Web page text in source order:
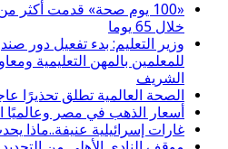
خلال 65 يوما
وزير التعليم: بدء تفعيل دور
للمعلمين بالمهن التعليمية
الشريف
الصحة العالمية تطلق تحذيرًا
أسعار الذهب في مصر وعالميًا اليوم
غارات إسرائيلية عنيفة..ماذا